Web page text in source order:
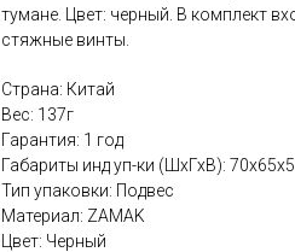
тумане. Цвет: черный. В комплект
стяжные винты.
Страна: Китай
Вес: 137г
Гарантия: 1 год
Габариты инд уп-ки (ШхГхВ):
Тип упаковки: Подвес
Материал: ZAMAK
Цвет: Черный